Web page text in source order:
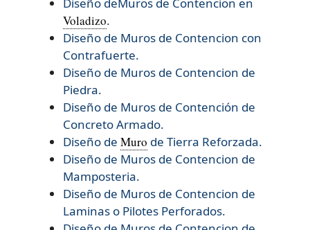
Voladizo.
Diseño de Muros de Contencion con
Contrafuerte.
Diseño de Muros de Contencion de
Piedra.
Diseño de Muros de Contención de
Concreto Armado.
Diseño de Muro de Tierra Reforzada.
Diseño de Muros de Contencion de
Mamposteria.
Diseño de Muros de Contencion de
Laminas o Pilotes Perforados.